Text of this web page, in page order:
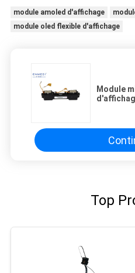
module amoled d'affichage
module oled flexible d'affichage
Module
Top